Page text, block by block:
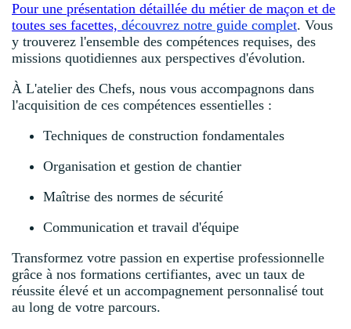
Pour une présentation détaillée du métier de maçon et de
toutes ses facettes, découvrez notre guide complet. Vous
y trouverez l'ensemble des compétences requises, des
missions quotidiennes aux perspectives d'évolution.
À L'atelier des Chefs, nous vous accompagnons dans
l'acquisition de ces compétences essentielles :
Techniques de construction fondamentales
Organisation et gestion de chantier
Maîtrise des normes de sécurité
Communication et travail d'équipe
Transformez votre passion en expertise professionnelle
grâce à nos formations certifiantes, avec un taux de
réussite élevé et un accompagnement personnalisé tout
au long de votre parcours.